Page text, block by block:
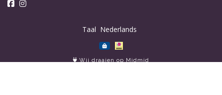
Taal
Wij draaien op Midmid